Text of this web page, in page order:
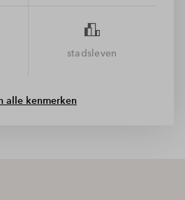
van het uitzicht.
de badkamer met wastafel en
stadsleven
alle kenmerken